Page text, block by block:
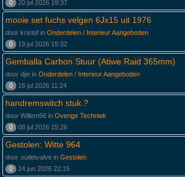
0
20 jul 2026 19:37
mooie set fuchs velgen 6Jx15 uit 1976
door kristof in Onderdelen / Interieur Aangeboden
0
19 jul 2026 15:32
Gemballa Carbon Stuur (Atiwe Raid 365mm)
door djin in Onderdelen / Interieur Aangeboden
0
16 jul 2026 11:24
handremswitch stuk ?
door Willem56 in Overige Techniek
0
08 jul 2026 15:26
Gestolen: Witte 964
door outletvalve in Gestolen
0
24 jun 2026 22:15